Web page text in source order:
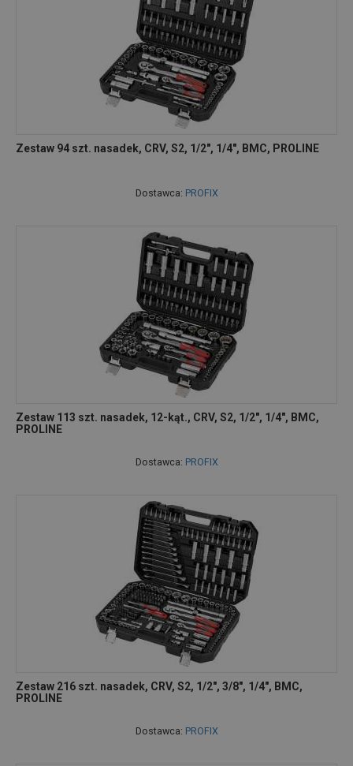
Zestaw 94 szt. nasadek, CRV, S2, 1/2", 1/4", BMC, PROLINE
Dostawca: PROFIX
Zestaw 113 szt. nasadek, 12-kąt., CRV, S2, 1/2", 1/4", BMC,
PROLINE
Dostawca: PROFIX
Zestaw 216 szt. nasadek, CRV, S2, 1/2", 3/8", 1/4", BMC,
PROLINE
Dostawca: PROFIX